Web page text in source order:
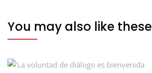
You may also like these